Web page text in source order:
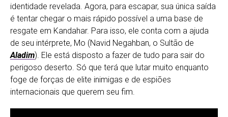
identidade revelada. Agora, para escapar, sua única saída
é tentar chegar o mais rápido possível a uma base de
resgate em Kandahar. Para isso, ele conta com a ajuda
de seu intérprete, Mo (Navid Negahban, o Sultão de
Aladim). Ele está disposto a fazer de tudo para sair do
perigoso deserto. Só que terá que lutar muito enquanto
foge de forças de elite inimigas e de espiões
internacionais que querem seu fim.